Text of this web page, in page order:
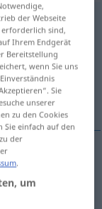
der Webseite
erforderlich sind,
Ihrem Endgerät
Bereitstellung
wenn Sie uns
Sie
unserer
zu den Cookies
Sie einfach auf den
der
.
um